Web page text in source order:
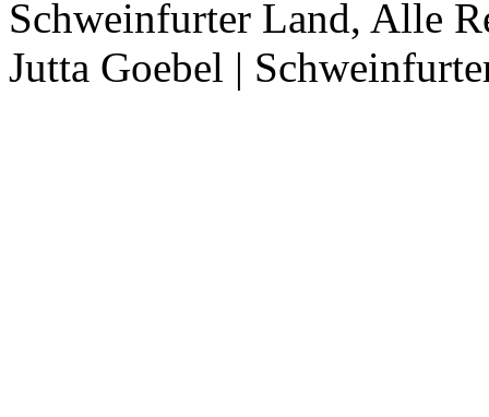
Schweinfurter Land, Alle
Jutta Goebel |